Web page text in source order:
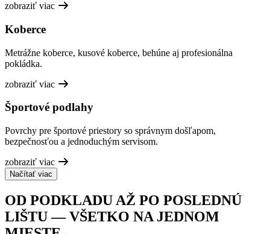
zobraziť viac
Koberce
Metrážne koberce, kusové koberce, behúne aj profesionálna
pokládka.
zobraziť viac
Športové podlahy
Povrchy pre športové priestory so správnym došľapom,
bezpečnosťou a jednoduchým servisom.
zobraziť viac
Načítať viac
OD PODKLADU AŽ PO POSLEDNÚ
LIŠTU — VŠETKO NA JEDNOM